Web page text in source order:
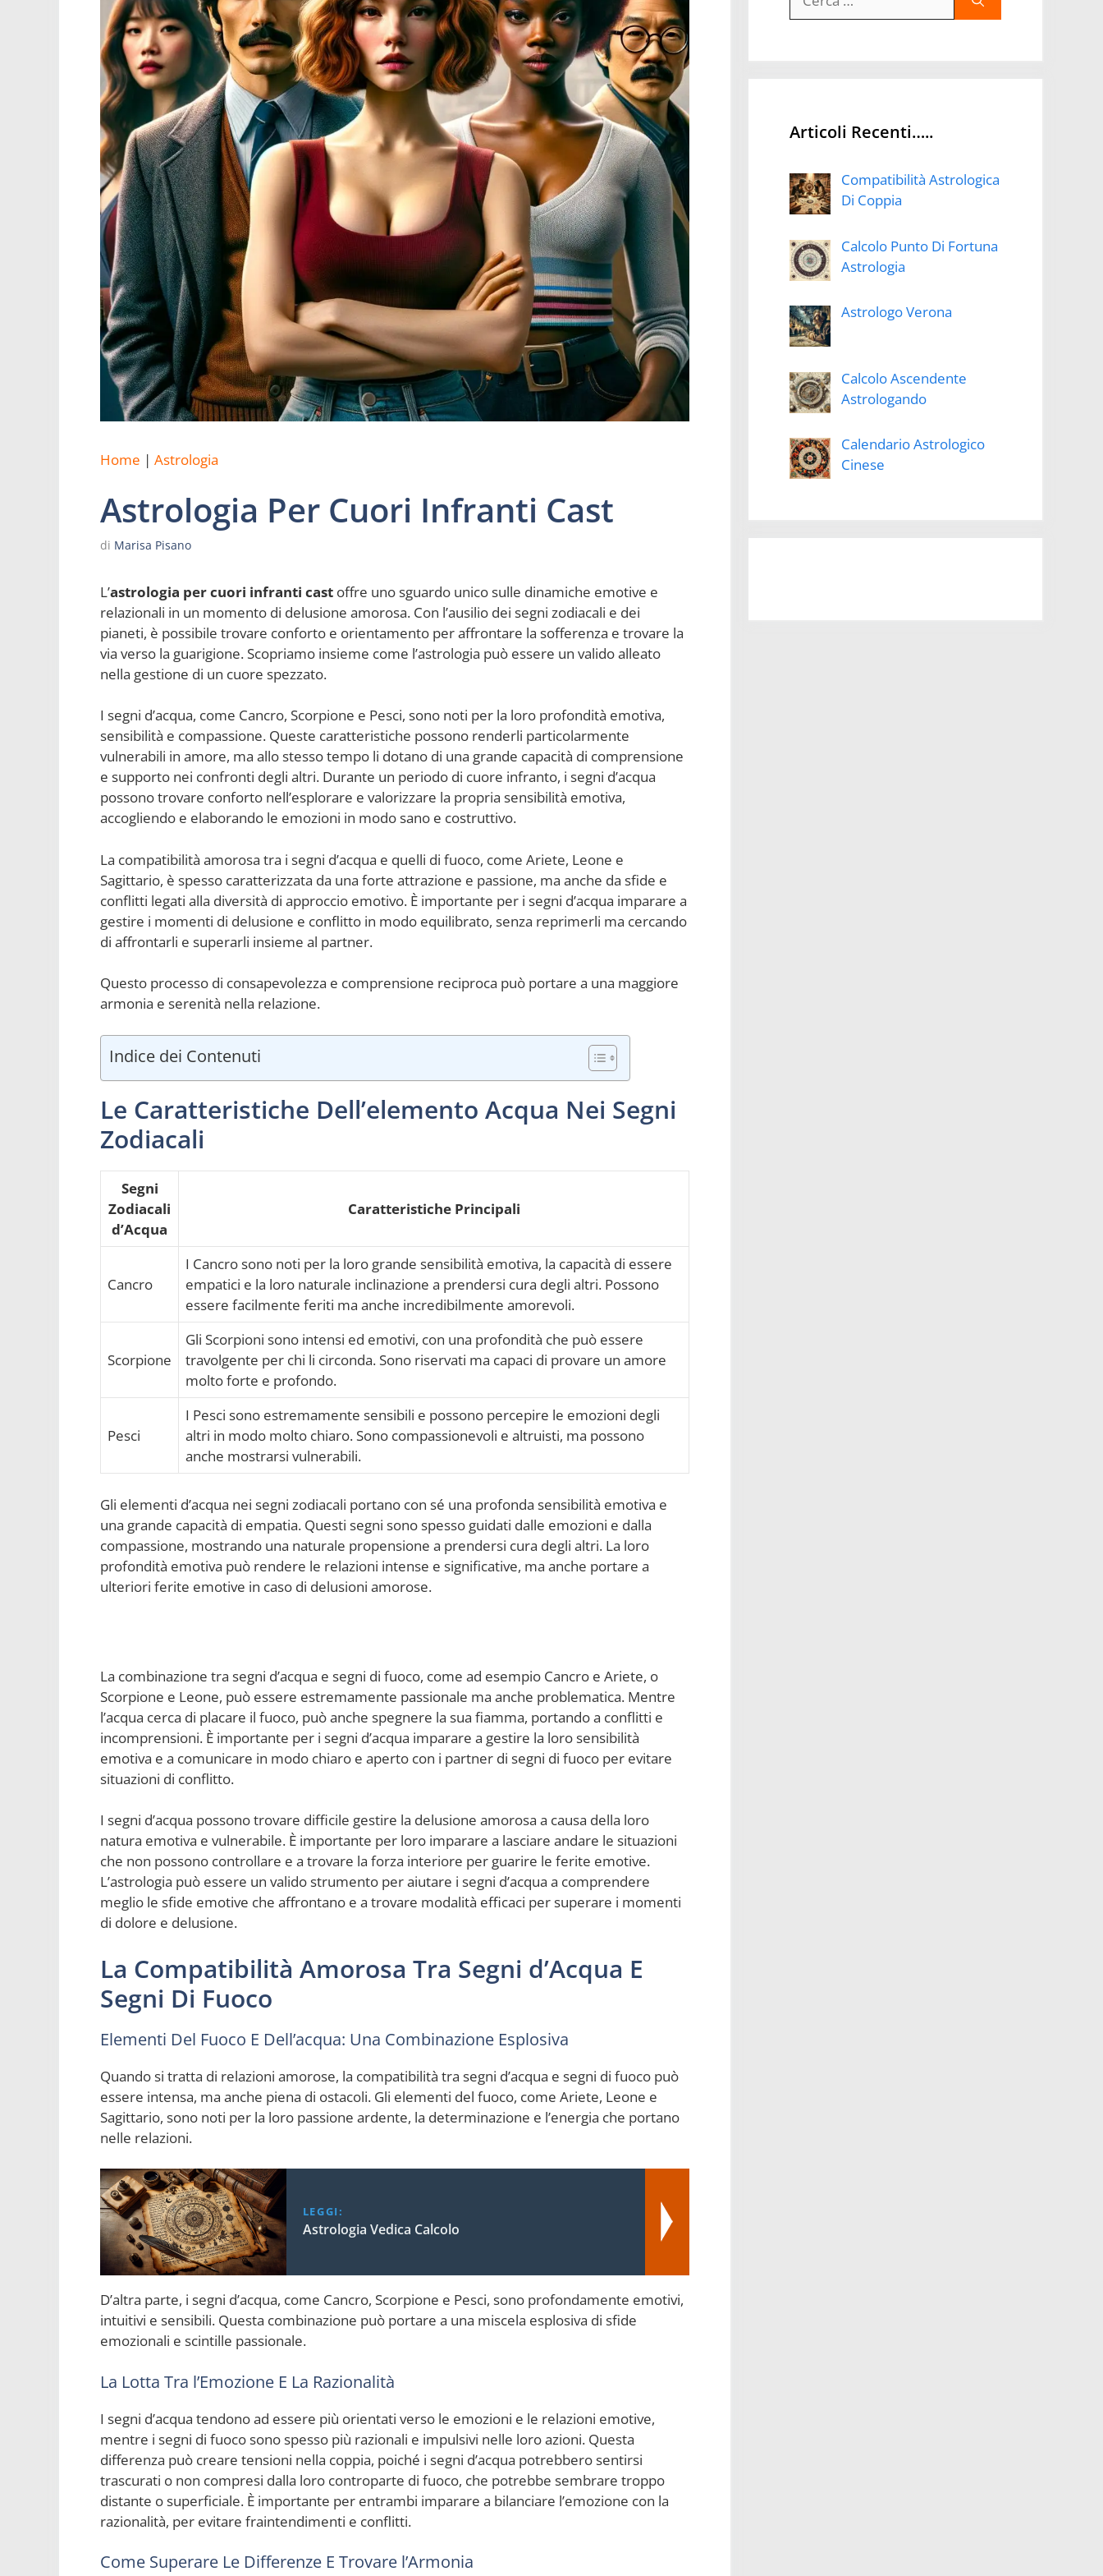
Home | Astrologia
Astrologia Per Cuori Infranti Cast
di Marisa Pisano
L’astrologia per cuori infranti cast offre uno sguardo unico sulle dinamiche emotive e
relazionali in un momento di delusione amorosa. Con l’ausilio dei segni zodiacali e dei
pianeti, è possibile trovare conforto e orientamento per affrontare la sofferenza e trovare la
via verso la guarigione. Scopriamo insieme come l’astrologia può essere un valido alleato
nella gestione di un cuore spezzato.
I segni d’acqua, come Cancro, Scorpione e Pesci, sono noti per la loro profondità emotiva,
sensibilità e compassione. Queste caratteristiche possono renderli particolarmente
vulnerabili in amore, ma allo stesso tempo li dotano di una grande capacità di comprensione
e supporto nei confronti degli altri. Durante un periodo di cuore infranto, i segni d’acqua
possono trovare conforto nell’esplorare e valorizzare la propria sensibilità emotiva,
accogliendo e elaborando le emozioni in modo sano e costruttivo.
La compatibilità amorosa tra i segni d’acqua e quelli di fuoco, come Ariete, Leone e
Sagittario, è spesso caratterizzata da una forte attrazione e passione, ma anche da sfide e
conflitti legati alla diversità di approccio emotivo. È importante per i segni d’acqua imparare a
gestire i momenti di delusione e conflitto in modo equilibrato, senza reprimerli ma cercando
di affrontarli e superarli insieme al partner.
Questo processo di consapevolezza e comprensione reciproca può portare a una maggiore
armonia e serenità nella relazione.
Indice dei Contenuti
Le Caratteristiche Dell’elemento Acqua Nei Segni
Zodiacali
Segni
Zodiacali
d’Acqua
Caratteristiche Principali
Cancro
I Cancro sono noti per la loro grande sensibilità emotiva, la capacità di essere
empatici e la loro naturale inclinazione a prendersi cura degli altri. Possono
essere facilmente feriti ma anche incredibilmente amorevoli.
Scorpione
Gli Scorpioni sono intensi ed emotivi, con una profondità che può essere
travolgente per chi li circonda. Sono riservati ma capaci di provare un amore
molto forte e profondo.
Pesci
I Pesci sono estremamente sensibili e possono percepire le emozioni degli
altri in modo molto chiaro. Sono compassionevoli e altruisti, ma possono
anche mostrarsi vulnerabili.
Gli elementi d’acqua nei segni zodiacali portano con sé una profonda sensibilità emotiva e
una grande capacità di empatia. Questi segni sono spesso guidati dalle emozioni e dalla
compassione, mostrando una naturale propensione a prendersi cura degli altri. La loro
profondità emotiva può rendere le relazioni intense e significative, ma anche portare a
ulteriori ferite emotive in caso di delusioni amorose.
La combinazione tra segni d’acqua e segni di fuoco, come ad esempio Cancro e Ariete, o
Scorpione e Leone, può essere estremamente passionale ma anche problematica. Mentre
l’acqua cerca di placare il fuoco, può anche spegnere la sua fiamma, portando a conflitti e
incomprensioni. È importante per i segni d’acqua imparare a gestire la loro sensibilità
emotiva e a comunicare in modo chiaro e aperto con i partner di segni di fuoco per evitare
situazioni di conflitto.
I segni d’acqua possono trovare difficile gestire la delusione amorosa a causa della loro
natura emotiva e vulnerabile. È importante per loro imparare a lasciare andare le situazioni
che non possono controllare e a trovare la forza interiore per guarire le ferite emotive.
L’astrologia può essere un valido strumento per aiutare i segni d’acqua a comprendere
meglio le sfide emotive che affrontano e a trovare modalità efficaci per superare i momenti
di dolore e delusione.
La Compatibilità Amorosa Tra Segni d’Acqua E
Segni Di Fuoco
Elementi Del Fuoco E Dell’acqua: Una Combinazione Esplosiva
Quando si tratta di relazioni amorose, la compatibilità tra segni d’acqua e segni di fuoco può
essere intensa, ma anche piena di ostacoli. Gli elementi del fuoco, come Ariete, Leone e
Sagittario, sono noti per la loro passione ardente, la determinazione e l’energia che portano
nelle relazioni.
LEGGI:
Astrologia Vedica Calcolo
D’altra parte, i segni d’acqua, come Cancro, Scorpione e Pesci, sono profondamente emotivi,
intuitivi e sensibili. Questa combinazione può portare a una miscela esplosiva di sfide
emozionali e scintille passionale.
La Lotta Tra l’Emozione E La Razionalità
I segni d’acqua tendono ad essere più orientati verso le emozioni e le relazioni emotive,
mentre i segni di fuoco sono spesso più razionali e impulsivi nelle loro azioni. Questa
differenza può creare tensioni nella coppia, poiché i segni d’acqua potrebbero sentirsi
trascurati o non compresi dalla loro controparte di fuoco, che potrebbe sembrare troppo
distante o superficiale. È importante per entrambi imparare a bilanciare l’emozione con la
razionalità, per evitare fraintendimenti e conflitti.
Come Superare Le Differenze E Trovare l’Armonia
per:
Articoli Recenti…..
Compatibilità Astrologica
Di Coppia
Calcolo Punto Di Fortuna
Astrologia
Astrologo Verona
Calcolo Ascendente
Astrologando
Calendario Astrologico
Cinese